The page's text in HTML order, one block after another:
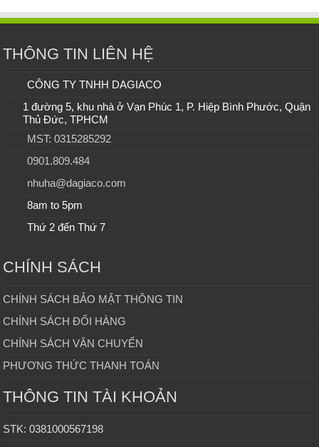
THÔNG TIN LIÊN HỆ
CÔNG TY TNHH DAGIACO
1 đường 5, khu nhà ở Vạn Phúc 1, P. Hiệp Bình Phước, Quận
Thủ Đức, TPHCM
MST: 0315285292
0901.809.484
nhuha@dagiaco.com
8am to 5pm
Thứ 2 đến Thứ 7
CHÍNH SÁCH
CHÍNH SÁCH BẢO MẬT THÔNG TIN
CHÍNH SÁCH ĐỔI HÀNG
CHÍNH SÁCH VẬN CHUYỂN
PHƯƠNG THỨC THANH TOÁN
THÔNG TIN TÀI KHOẢN
STK: 0381000567198